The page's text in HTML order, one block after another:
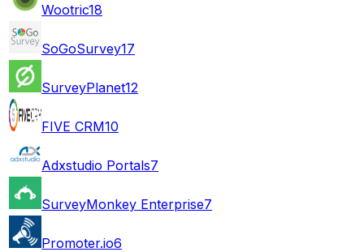
Wootric18
SoGoSurvey17
SurveyPlanet12
FIVE CRM10
Adxstudio Portals7
SurveyMonkey Enterprise7
Promoter.io6